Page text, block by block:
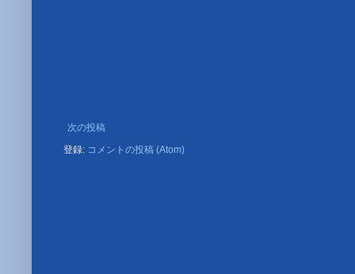
次の投稿
登録: コメントの投稿 (Atom)